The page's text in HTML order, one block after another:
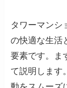
タワーマンシ
の快適な生活
要素です。ま
て説明します